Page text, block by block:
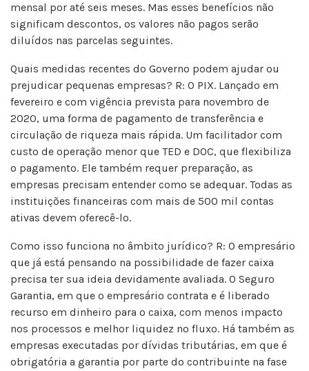
mensal por até seis meses. Mas esses benefícios não
significam descontos, os valores não pagos serão
diluídos nas parcelas seguintes.
Quais medidas recentes do Governo podem ajudar ou
prejudicar pequenas empresas? R: O PIX. Lançado em
fevereiro e com vigência prevista para novembro de
2020, uma forma de pagamento de transferência e
circulação de riqueza mais rápida. Um facilitador com
custo de operação menor que TED e DOC, que flexibiliza
o pagamento. Ele também requer preparação, as
empresas precisam entender como se adequar. Todas as
instituições financeiras com mais de 500 mil contas
ativas devem oferecê-lo.
Como isso funciona no âmbito jurídico? R: O empresário
que já está pensando na possibilidade de fazer caixa
precisa ter sua ideia devidamente avaliada. O Seguro
Garantia, em que o empresário contrata e é liberado
recurso em dinheiro para o caixa, com menos impacto
nos processos e melhor liquidez no fluxo. Há também as
empresas executadas por dívidas tributárias, em que é
obrigatória a garantia por parte do contribuinte na fase